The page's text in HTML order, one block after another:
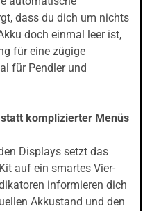
dass du dich um nichts
doch einmal leer ist,
für eine zügige
für Pendler und
komplizierter Menüs
Displays setzt das
auf ein smartes Vier-
informieren dich
Akkustand und den